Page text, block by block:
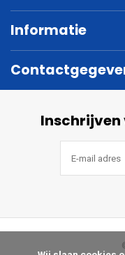
Informatie
Inschrijven